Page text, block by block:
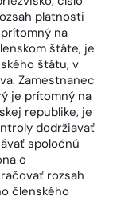
platnosti
na
štáte, je
štátu, v
Zamestnanec
je prítomný na
republike, je
dodržiavať
spoločnú
o
rozsah
členského